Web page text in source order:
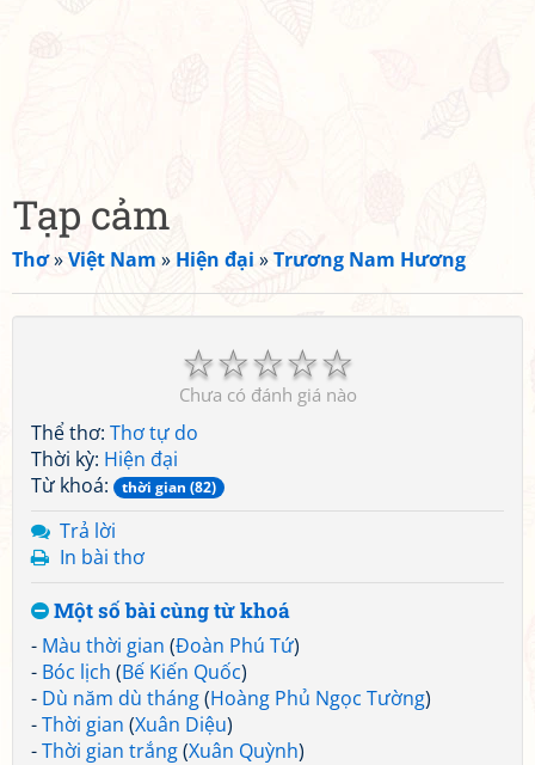
Tạp cảm
Thơ»Việt Nam » Hiện đại »Trương Nam Hương
☆
☆
☆
☆
☆
Chưa có đánh giá nào
Thể thơ: Thơ tự do
Thời kỳ: Hiện đại
Từ khoá:
thời gian (82)
Trả lời
In bài thơ
Một số bài cùng từ khoá
- Màu thời gian (Đoàn Phú Tứ)
- Bóc lịch (Bế Kiến Quốc)
- Dù năm dù tháng(Hoàng Phủ Ngọc Tường)
-Thời gian (Xuân Diệu)
-Thời gian trắng(Xuân Quỳnh)